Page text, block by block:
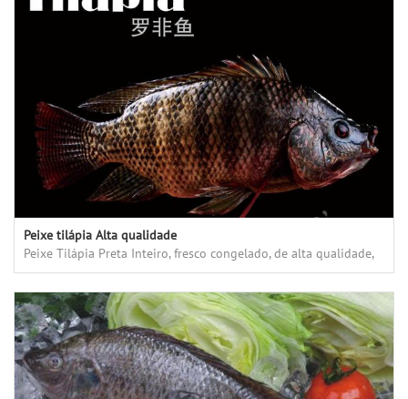
Peixe tilápia Alta qualidade
Peixe Tilápia Preta Inteiro, fresco congelado, de alta qualidade,
bom gosto